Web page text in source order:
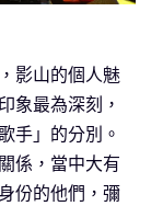
影山的個人魅
象最為深刻，
手」的分別。
係，當中大有
份的他們，彌